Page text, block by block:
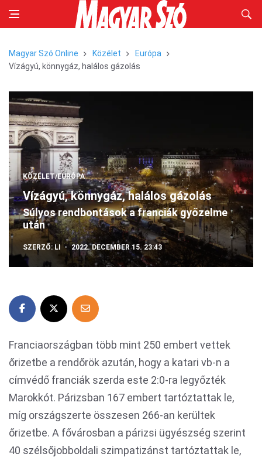
Magyar Szó Online Közélet
Európa
Vízágyú, könnygáz, halálos gázolás
KÖZÉLET/EURÓPA
Vízágyú, könnygáz, halálos gázolás
Súlyos rendbontások a franciák győzelme
után
SZERZŐ: LI 2022. DECEMBER 15. 23:43
Franciaországban több mint 250 embert vettek
őrizetbe a rendőrök azután, hogy a katari vb-n a
címvédő franciák szerda este 2:0-ra legyőzték
Marokkót. Párizsban 167 embert tartóztattak le,
míg országszerte összesen 266-an kerültek
őrizetbe. A fővárosban a párizsi ügyészség szerint
40 szélsőjobboldali szimpatizánst tartóztattak le,